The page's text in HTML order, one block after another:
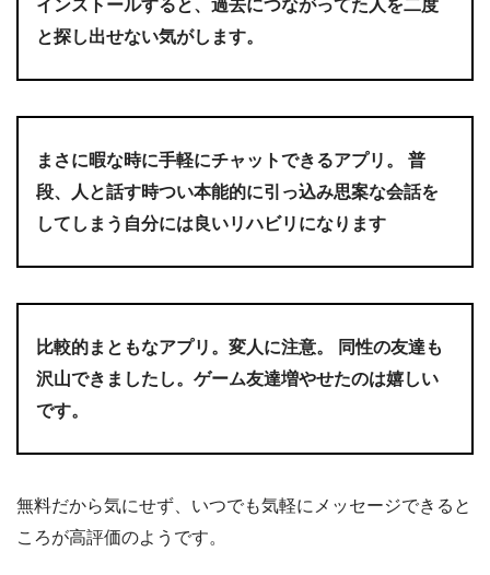
インストールすると、過去につながってた人を二度
と探し出せない気がします。
まさに暇な時に手軽にチャットできるアプリ。 普
段、人と話す時つい本能的に引っ込み思案な会話を
してしまう自分には良いリハビリになります
比較的まともなアプリ。変人に注意。 同性の友達も
沢山できましたし。ゲーム友達増やせたのは嬉しい
です。
無料だから気にせず、いつでも気軽にメッセージできると
ころが高評価のようです。